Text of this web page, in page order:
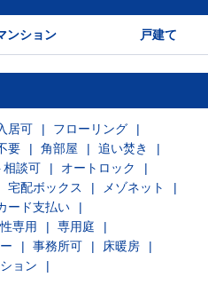
ンション 戸建て
居可
フローリング
要 角部屋
追い焚き
相談可
オートロック
宅配ボックス
メゾネット
ード支払い
専用
専用庭
事務所可
床暖房
ョン